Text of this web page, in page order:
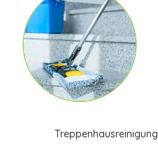
Treppenhausreinigung